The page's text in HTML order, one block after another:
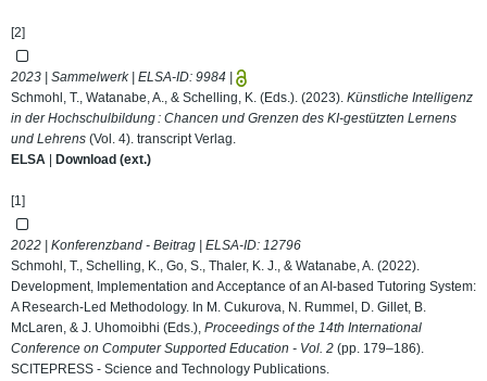
[2]
2023 | Sammelwerk | ELSA-ID: 9984
Schmohl, T., Watanabe, A., & Schelling, K. (Eds.). (2023). Künstliche Intelligenz
in der Hochschulbildung : Chancen und Grenzen des KI-gestützten Lernens
und Lehrens (Vol. 4). transcript Verlag.
ELSA
Download (ext.)
[1]
2022 | Konferenzband - Beitrag | ELSA-ID: 12796
Schmohl, T., Schelling, K., Go, S., Thaler, K. J., & Watanabe, A. (2022).
Development, Implementation and Acceptance of an AI-based Tutoring System:
A Research-Led Methodology. In M. Cukurova, N. Rummel, D. Gillet, B.
McLaren, & J. Uhomoibhi (Eds.), Proceedings of the 14th International
Conference on Computer Supported Education - Vol. 2 (pp. 179–186).
SCITEPRESS - Science and Technology Publications.